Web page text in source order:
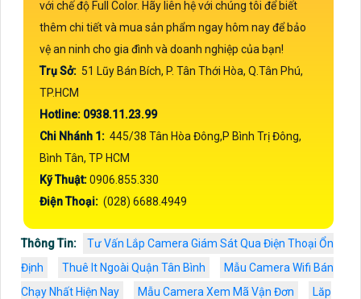
với chế độ Full Color. Hãy liên hệ với chúng tôi để biết
thêm chi tiết và mua sản phẩm ngay hôm nay để bảo
vệ an ninh cho gia đình và doanh nghiệp của bạn!
Trụ Sở: 51 Lũy Bán Bích, P. Tân Thới Hòa, Q.Tân Phú,
TP.HCM
Hotline: 0938.11.23.99
Chi Nhánh 1: 445/38 Tân Hòa Đông,P Bình Trị Đông,
Bình Tân, TP HCM
Kỹ Thuật:0906.855.330
Điện Thoại: (028) 6688.4949
Thông Tin:
Tư Vấn Lắp Camera Giám Sát Qua Điện Thoại Ổn
Định
Thuê It Ngoài Quận Tân Bình
Mẫu Camera Wifi Bán
Chạy Nhất Hiện Nay
Mẫu Camera Xem Mã Vận Đơn
Lăp